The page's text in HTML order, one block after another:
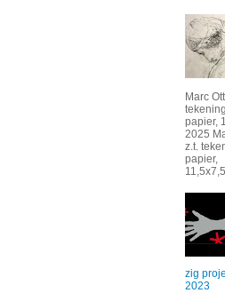
Marc
papier,
2025
z.t.
papier,
zig
2023